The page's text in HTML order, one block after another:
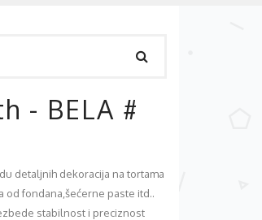
- BELA #
detaljnih dekoracija na tortama
fondana,šećerne paste itd..
stabilnost i preciznost